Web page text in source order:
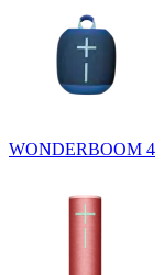
WONDERBOOM 4